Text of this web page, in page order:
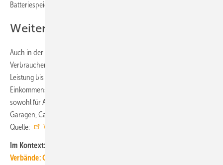
Batteriespeichern mit Förderprogrammen.
Weitere Erleichterungen
Auch in der Einkommensteuer erwarten Verbraucherinnen und
Verbraucher ab 2023 Erleichterungen: Photovoltaik-Anlagen mit einer
Leistung bis zu 30 kW sind ab 2023 steuerfrei, damit müssen weder
Einkommenssteuer noch Mehrwertsteuer gezahlt werden. Das gilt
sowohl für Anlagen auf oder an Einfamilienhäusern als auch für
Garagen, Carports und andere Nebengebäude. ■
Quelle:
Verbraucherzentrale Energieberatung
Im Kontext:
Verbände: GEG zügig novellieren und 2024 mit 65 % EE starten